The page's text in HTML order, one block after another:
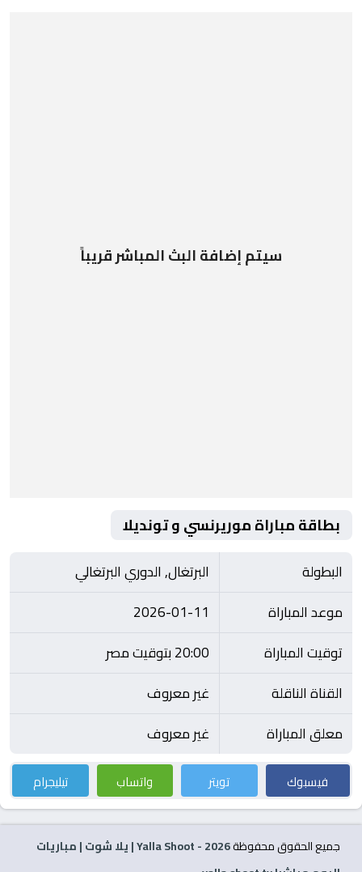
سيتم إضافة البث المباشر قريباً
بطاقة مباراة موريرنسي و تونديلا
البطولة
البرتغال, الدوري البرتغالي
موعد المباراة
2026-01-11
توقيت المباراة
20:00 بتوقيت مصر
القناة الناقلة
غير معروف
معلق المباراة
غير معروف
فيسبوك تويتر واتساب تيليجرام
جميع الحقوق محفوظة2026
- Yalla Shoot | يلا شوت | مباريات